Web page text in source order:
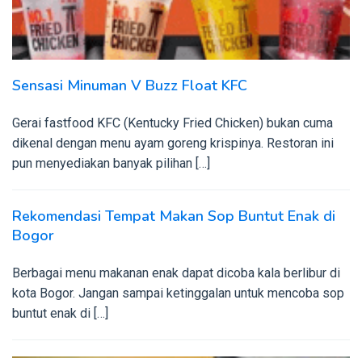
Sensasi Minuman V Buzz Float KFC
Gerai fastfood KFC (Kentucky Fried Chicken) bukan cuma
dikenal dengan menu ayam goreng krispinya. Restoran ini
pun menyediakan banyak pilihan […]
Rekomendasi Tempat Makan Sop Buntut Enak di
Bogor
Berbagai menu makanan enak dapat dicoba kala berlibur di
kota Bogor. Jangan sampai ketinggalan untuk mencoba sop
buntut enak di […]